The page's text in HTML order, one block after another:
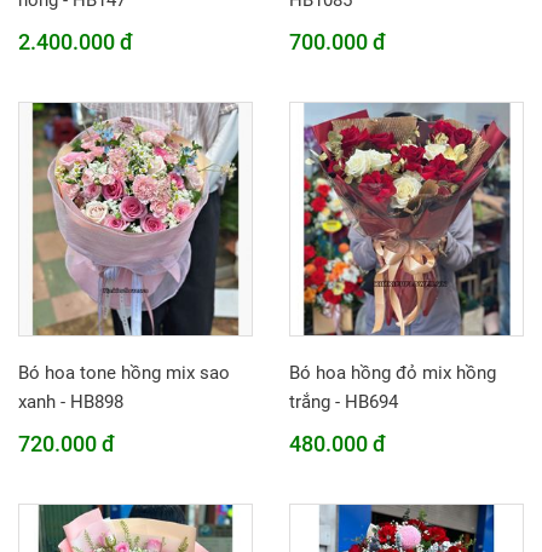
2.400.000 đ 700.000 đ
Bó hoa tone hồng mix sao
xanh - HB898
720.000 đ
Bó hoa hồng đỏ mix hồng
trắng - HB694
480.000 đ